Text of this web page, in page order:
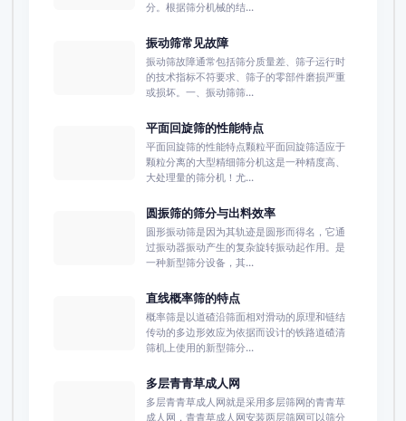
分。根据筛分机械的结...
振动筛常见故障
振动筛故障通常包括筛分质量差、筛子运行时
的技术指标不符要求、筛子的零部件磨损严重
或损坏。一、振动筛筛...
平面回旋筛的性能特点
平面回旋筛的性能特点颗粒平面回旋筛适应于
颗粒分离的大型精细筛分机这是一种精度高、
大处理量的筛分机！尤...
圆振筛的筛分与出料效率
圆形振动筛是因为其轨迹是圆形而得名，它通
过振动器振动产生的复杂旋转振动起作用。是
一种新型筛分设备，其...
直线概率筛的特点
概率筛是以道碴沿筛面相对滑动的原理和链结
传动的多边形效应为依据而设计的铁路道碴清
筛机上使用的新型筛分...
多层青青草成人网
多层青青草成人网就是采用多层筛网的青青草
成人网，青青草成人网安装两层筛网可以筛分